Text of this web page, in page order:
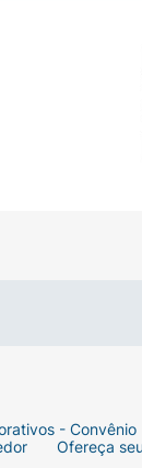
- Convênio
Ofereça